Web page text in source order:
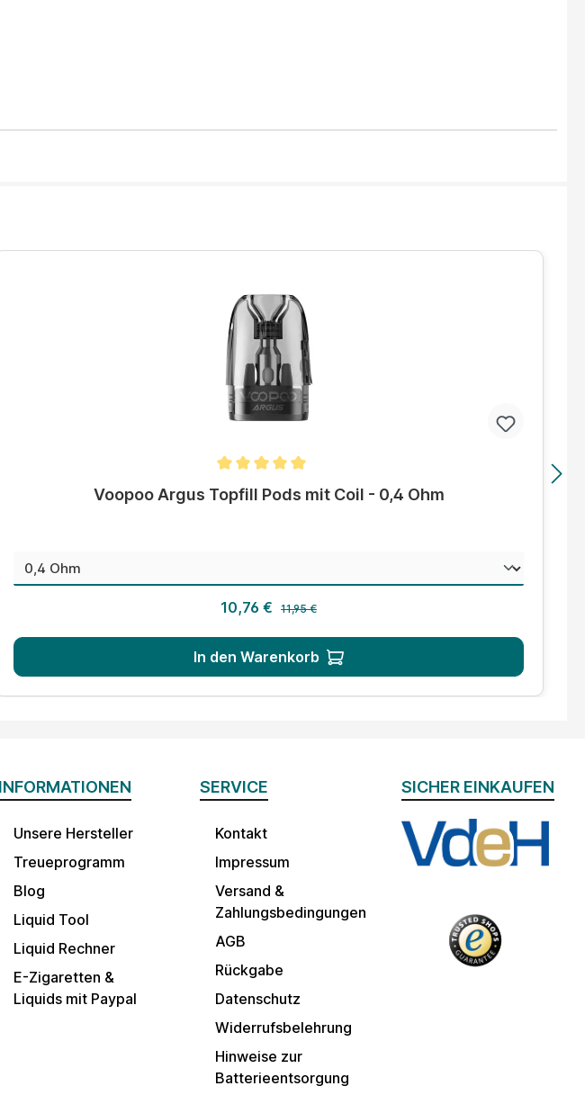
Durchschnittliche Bewertung von 5 von 5 Sternen
Voopoo Argus Topfill Pods mit Coil - 0,4 Ohm
Widerstand
Verkaufspreis:
10,76 € Regulärer Preis:
11,95 €
In den Warenkorb
INFORMATIONEN
Unsere Hersteller
Treueprogramm
Blog
Liquid Tool
Liquid Rechner
E-Zigaretten &
Liquids mit Paypal
SERVICE
Kontakt
Impressum
Versand &
Zahlungsbedingungen
AGB
Rückgabe
Datenschutz
Widerrufsbelehrung
Hinweise zur
Batterieentsorgung
SICHER EINKAUFEN